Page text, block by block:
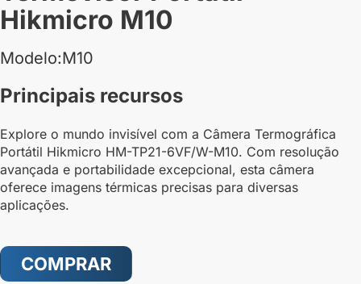
Hikmicro M10
Modelo:M10
Principais recursos
Explore o mundo invisível com a Câmera Termográfica
Portátil Hikmicro HM-TP21-6VF/W-M10. Com resolução
avançada e portabilidade excepcional, esta câmera
oferece imagens térmicas precisas para diversas
aplicações.
COMPRAR